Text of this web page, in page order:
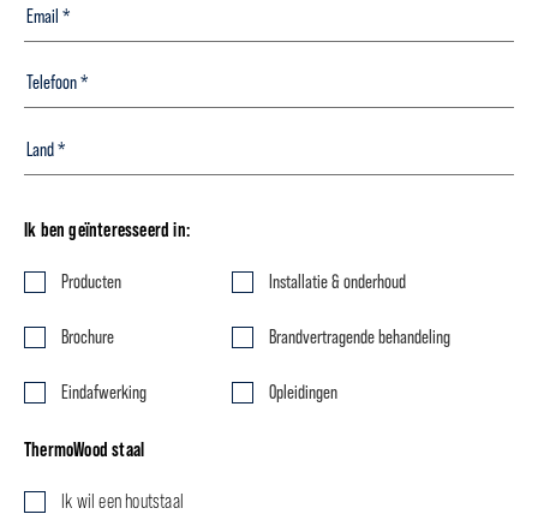
Ik ben geïnteresseerd in:
Producten Installatie & onderhoud
Brochure Brandvertragende behandeling
Eindafwerking Opleidingen
ThermoWood staal
Ik wil een houtstaal